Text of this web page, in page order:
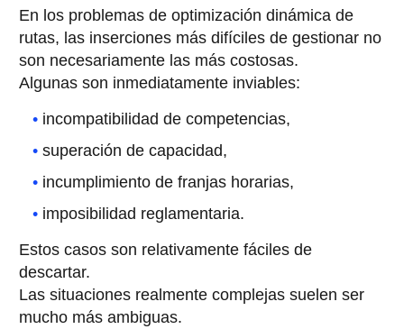
En los problemas de optimización dinámica de
rutas, las inserciones más difíciles de gestionar no
son necesariamente las más costosas.
Algunas son inmediatamente inviables:
incompatibilidad de competencias,
superación de capacidad,
incumplimiento de franjas horarias,
imposibilidad reglamentaria.
Estos casos son relativamente fáciles de
descartar.
Las situaciones realmente complejas suelen ser
mucho más ambiguas.